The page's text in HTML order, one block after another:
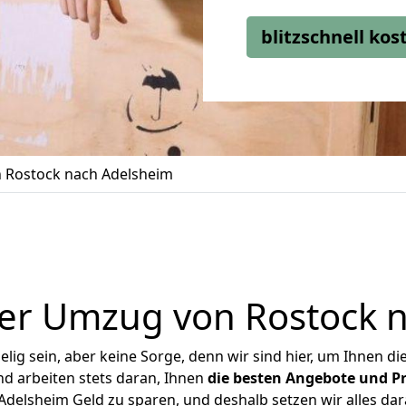
blitzschnell
nach Adelsheim
Umzug von Rostock
sein, aber keine Sorge, denn wir sind hier, um Ihnen
arbeiten stets daran, Ihnen die besten Angebote und
Geld zu sparen, und deshalb setzen wir alles